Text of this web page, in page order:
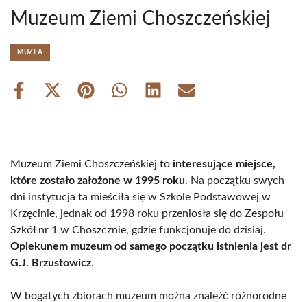
Muzeum Ziemi Choszczeńskiej
MUZEA
Share
Share
(Twitter)
Share Share Share Share
Muzeum Ziemi Choszczeńskiej to interesujące miejsce,
które zostało założone w 1995 roku. Na początku swych
dni instytucja ta mieściła się w Szkole Podstawowej w
Krzęcinie, jednak od 1998 roku przeniosła się do Zespołu
Szkół nr 1 w Choszcznie, gdzie funkcjonuje do dzisiaj.
Opiekunem muzeum od samego początku istnienia jest dr
G.J. Brzustowicz.
W bogatych zbiorach muzeum można znaleźć różnorodne